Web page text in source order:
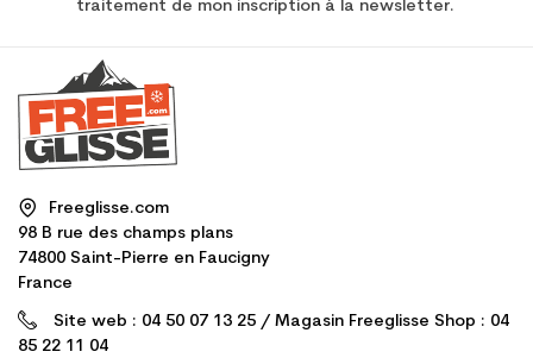
traitement de mon inscription à la newsletter.
Freeglisse.com
98 B rue des champs plans
74800 Saint-Pierre en Faucigny
France
Site web : 04 50 07 13 25 / Magasin Freeglisse Shop : 04
85 22 11 04